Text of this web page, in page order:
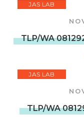
JAS LAB
TLP/WA
JAS LAB
TLP/WA